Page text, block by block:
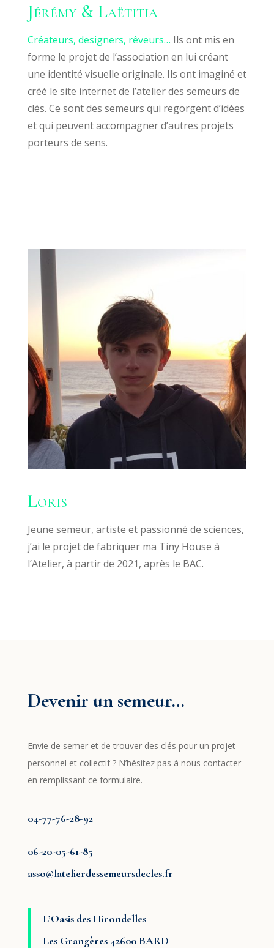
Jérémy & Laëtitia
Créateurs, designers, rêveurs… Ils ont mis en
forme le projet de l’association en lui créant
une identité visuelle originale. Ils ont imaginé et
créé le site internet de l’atelier des semeurs de
clés. Ce sont des semeurs qui regorgent d’idées
et qui peuvent accompagner d’autres projets
porteurs de sens.
Loris
Jeune semeur, artiste et passionné de sciences,
j’ai le projet de fabriquer ma Tiny House à
l’Atelier, à partir de 2021, après le BAC.
Devenir un semeur…
Envie de semer et de trouver des clés pour un projet
personnel et collectif ? N’hésitez pas à nous contacter
en remplissant ce formulaire.
04-77-76-28-92
06-20-05-61-85
asso@latelierdessemeursdecles.fr
L’Oasis des Hirondelles
Les Grangères 42600 BARD